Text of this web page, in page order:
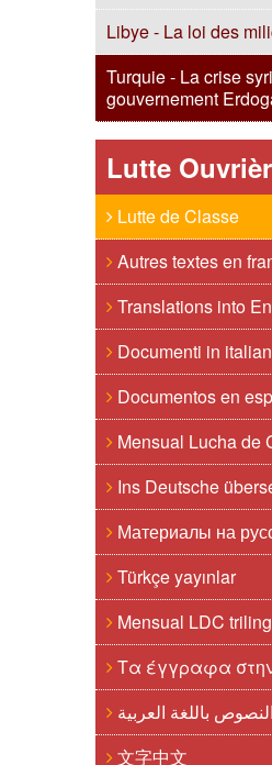
Libye - La loi des
Turquie - La crise
gouvernement
Lutte
Lutte de Classe
Autres textes en
Translations into
Documenti in
Documentos en
Mensual Lucha de
Ins Deutsche
Материалы на
Türkçe yayınlar
Mensual LDC
Τα έγγραφα
النصوص باللغة العربية
文字中文